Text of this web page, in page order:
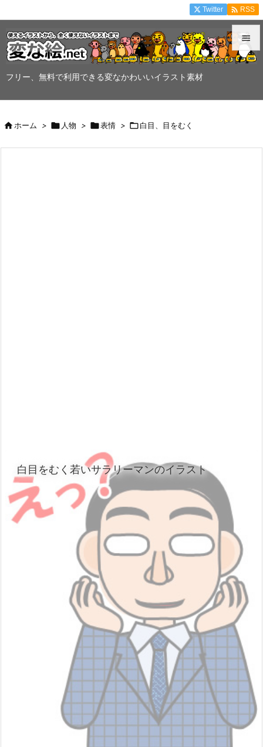
フリー、無料で利用できる変なかわいいイラスト素材


Twitter  RSS
ホーム >  人物 > 表情 > 白目、目をむく
白目をむく若いサラリーマンのイラスト